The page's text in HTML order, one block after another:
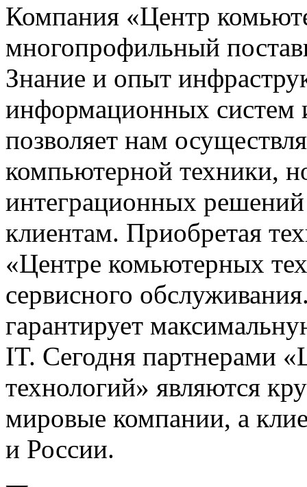
Компания «Центр
многопрофильный
Знание и опыт
информационных систем
позволяет нам
компьютерной техники,
интеграционных
клиентам. Приобретая
«Центре комьютерных
сервисного
гарантирует
IT. Сегодня партнерами
технологий» являются
мировые компании, а
и России.